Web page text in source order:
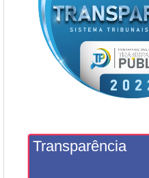
Transparência